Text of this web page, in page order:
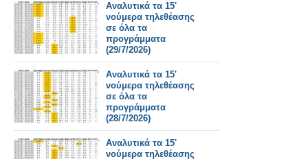
Αναλυτικά τα 15'
νούμερα τηλεθέασης
σε όλα τα
προγράμματα
(29/7/2026)
Αναλυτικά τα 15'
νούμερα τηλεθέασης
σε όλα τα
προγράμματα
(28/7/2026)
Αναλυτικά τα 15'
νούμερα τηλεθέασης